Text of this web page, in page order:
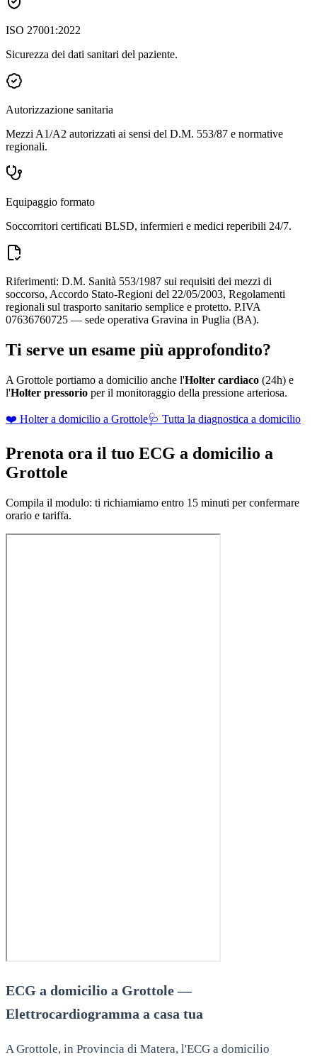
ISO 27001:2022
Sicurezza dei dati sanitari del paziente.
Autorizzazione sanitaria
Mezzi A1/A2 autorizzati ai sensi del D.M. 553/87 e normative
regionali.
Equipaggio formato
Soccorritori certificati BLSD, infermieri e medici reperibili 24/7.
Riferimenti: D.M. Sanità 553/1987 sui requisiti dei mezzi di
soccorso, Accordo Stato-Regioni del 22/05/2003, Regolamenti
regionali sul trasporto sanitario semplice e protetto. P.IVA
07636760725 — sede operativa Gravina in Puglia (BA).
Ti serve un esame più approfondito?
A Grottole portiamo a domicilio anche l'Holter cardiaco (24h) e
l'Holter pressorio per il monitoraggio della pressione arteriosa.
❤️ Holter a domicilio a Grottole🩺 Tutta la diagnostica a domicilio
Prenota ora il tuo ECG a domicilio a
Grottole
Compila il modulo: ti richiamiamo entro 15 minuti per confermare
orario e tariffa.
ECG a domicilio a Grottole —
Elettrocardiogramma a casa tua
A Grottole, in Provincia di Matera, l'ECG a domicilio